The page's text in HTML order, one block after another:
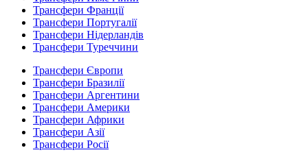
Трансфери Франції
Трансфери Португалії
Трансфери Нідерландів
Трансфери Туреччини
Трансфери Європи
Трансфери Бразилії
Трансфери Аргентини
Трансфери Америки
Трансфери Африки
Трансфери Азії
Трансфери Росії